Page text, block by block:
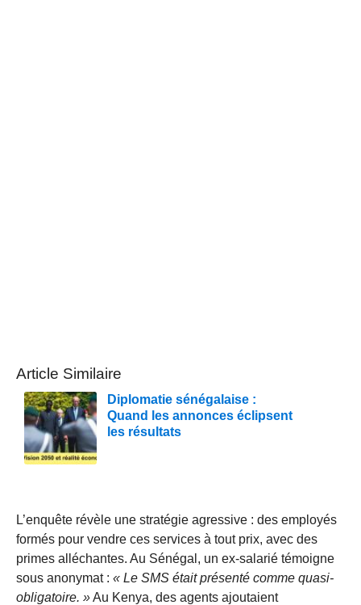
Article Similaire
Diplomatie sénégalaise :
Quand les annonces éclipsent
les résultats
L’enquête révèle une stratégie agressive : des employés
formés pour vendre ces services à tout prix, avec des
primes alléchantes. Au Sénégal, un ex-salarié témoigne
sous anonymat : « Le SMS était présenté comme quasi-
obligatoire. »Au Kenya, des agents ajoutaient